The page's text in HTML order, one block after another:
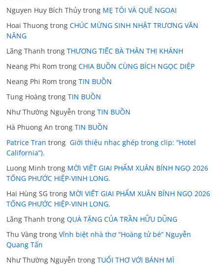
Nguyen Huy Bích Thủy trong MẸ TÔI VÀ QUÊ NGOẠI
Hoai Thuong trongCHÚC MỪNG SINH NHẬT TRƯƠNG VĂN
NĂNG
Lãng Thanh trongTHƯƠNG TIẾC BÀ THÂN THỊ KHÁNH
Neang Phi Rom trongCHIA BUỒN CÙNG BÍCH NGỌC DIỆP
Neang Phi Rom trongTIN BUỒN
Tung Hoàng trongTIN BUỒN
Như Thường Nguyễn trongTIN BUỒN
Hà Phuong An trongTIN BUỒN
Patrice Tran trong Giới thiệu nhạc ghép trong clip: “Hotel
California”).
Luong Minh trong MỜI VIẾT GIAI PHẨM XUÂN BÍNH NGỌ 2026
TỐNG PHƯỚC HIỆP-VINH LONG.
Hai Hùng SG trong MỜI VIẾT GIAI PHẨM XUÂN BÍNH NGỌ 2026
TỐNG PHƯỚC HIỆP-VINH LONG.
Lãng Thanh trongQUÀ TẶNG CỦA TRẦN HỮU DŨNG
Thu Vàng trongVĩnh biệt nhà thơ “Hoàng tử bé” Nguyễn
Quang Tấn
Như Thường Nguyễn trongTUỔI THƠ VỚI BÁNH MÌ